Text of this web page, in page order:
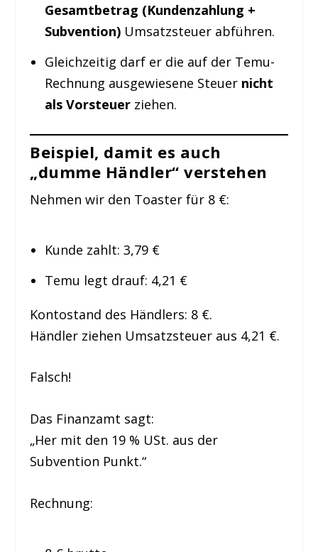
Gesamtbetrag (Kundenzahlung +
Subvention)Umsatzsteuer abführen.
Gleichzeitig darf er die auf der Temu-
Rechnung ausgewiesene Steuer nicht
als Vorsteuerziehen.
Beispiel, damit es auch
„dumme Händler“ verstehen
Nehmen wir den Toaster für 8 €:
Kunde zahlt: 3,79 €
Temu legt drauf: 4,21 €
Kontostand des Händlers: 8 €.
Händler ziehen Umsatzsteuer aus 4,21 €.
Falsch!
Das Finanzamt sagt:
„Her mit den 19 % USt. aus der
Subvention Punkt.“
Rechnung: